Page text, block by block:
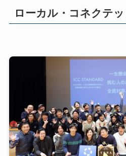
ローカル・コネクテッ